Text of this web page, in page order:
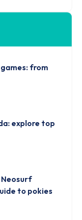
from
explore top
to pokies